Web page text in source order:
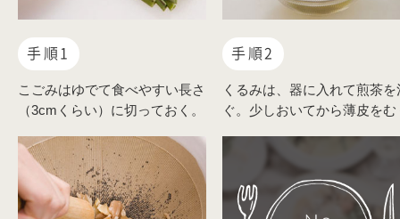
手順1
こごみはゆでて食べやすい長さ
（3cmくらい）に切っておく。
手順2
くるみは、器に入れて煎茶を
ぐ。少しおいてから薄皮をむ